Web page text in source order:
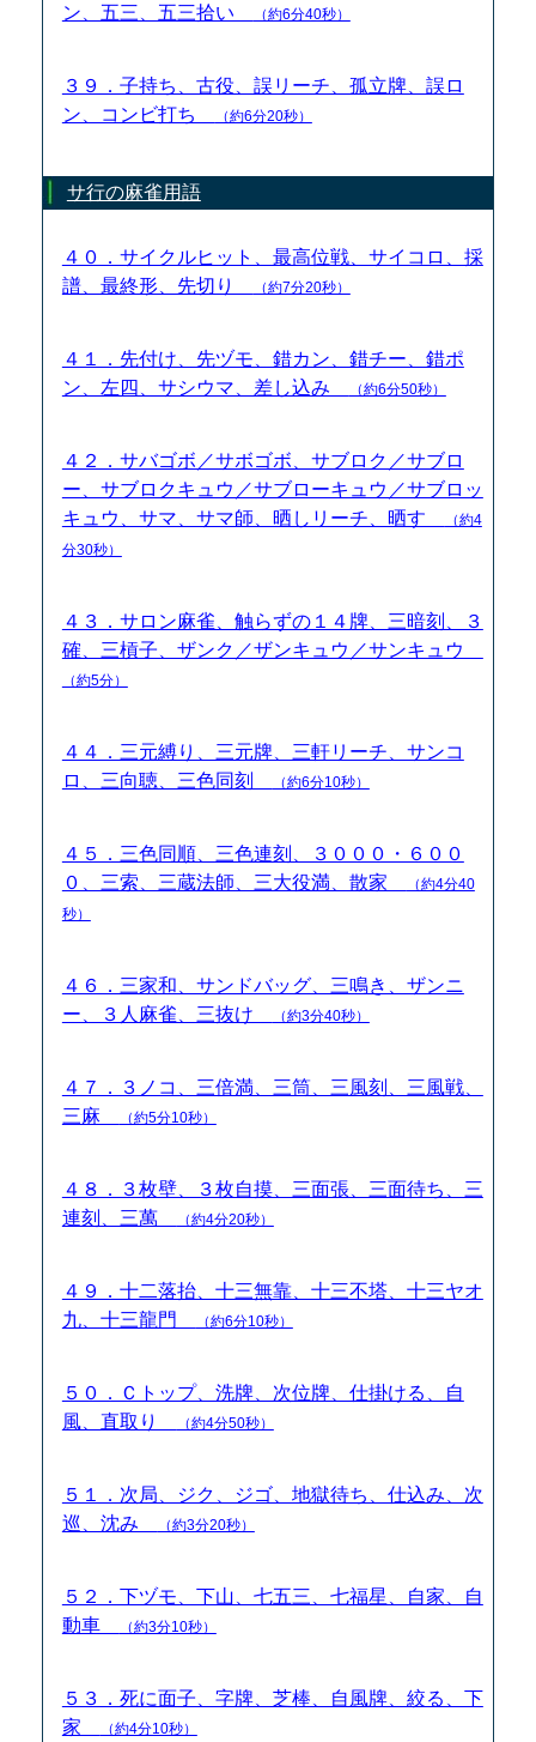
ン、五三、五三拾い
（約6分40秒）
３９．子持ち、古役、誤リーチ、孤立牌、誤ロ
ン、コンビ打ち
（約6分20秒）
サ行の麻雀用語
４０．サイクルヒット、最高位戦、サイコロ、採
譜、最終形、先切り
（約7分20秒）
４１．先付け、先ヅモ、錯カン、錯チー、錯ポ
ン、左四、サシウマ、差し込み
（約6分50秒）
４２．サバゴボ／サボゴボ、サブロク／サブロ
ー、サブロクキュウ／サブローキュウ／サブロッ
キュウ、サマ、サマ師、晒しリーチ、晒す
（約4
分30秒）
４３．サロン麻雀、触らずの１４牌、三暗刻、３
確、三槓子、ザンク／ザンキュウ／サンキュウ
（約5分）
４４．三元縛り、三元牌、三軒リーチ、サンコ
ロ、三向聴、三色同刻
（約6分10秒）
４５．三色同順、三色連刻、３０００・６００
０、三索、三蔵法師、三大役満、散家
（約4分40
秒）
４６．三家和、サンドバッグ、三鳴き、ザンニ
ー、３人麻雀、三抜け
（約3分40秒）
４７．３ノコ、三倍満、三筒、三風刻、三風戦、
三麻
（約5分10秒）
４８．３枚壁、３枚自摸、三面張、三面待ち、三
連刻、三萬
（約4分20秒）
４９．十二落抬、十三無靠、十三不塔、十三ヤオ
九、十三龍門
（約6分10秒）
５０．Ｃトップ、洗牌、次位牌、仕掛ける、自
風、直取り
（約4分50秒）
５１．次局、ジク、ジゴ、地獄待ち、仕込み、次
巡、沈み
（約3分20秒）
５２．下ヅモ、下山、七五三、七福星、自家、自
動車
（約3分10秒）
５３．死に面子、字牌、芝棒、自風牌、絞る、下
家
（約4分10秒）